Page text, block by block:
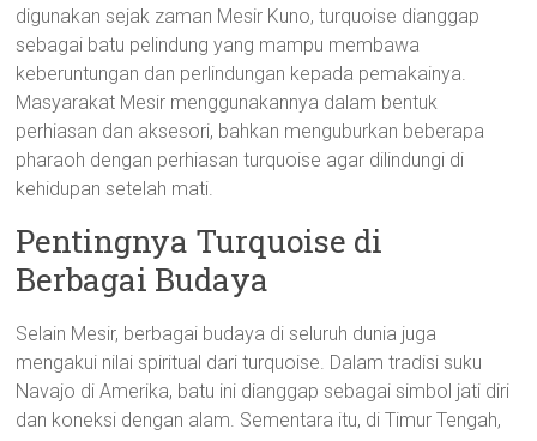
digunakan sejak zaman Mesir Kuno, turquoise dianggap
sebagai batu pelindung yang mampu membawa
keberuntungan dan perlindungan kepada pemakainya.
Masyarakat Mesir menggunakannya dalam bentuk
perhiasan dan aksesori, bahkan menguburkan beberapa
pharaoh dengan perhiasan turquoise agar dilindungi di
kehidupan setelah mati.
Pentingnya Turquoise di
Berbagai Budaya
Selain Mesir, berbagai budaya di seluruh dunia juga
mengakui nilai spiritual dari turquoise. Dalam tradisi suku
Navajo di Amerika, batu ini dianggap sebagai simbol jati diri
dan koneksi dengan alam. Sementara itu, di Timur Tengah,